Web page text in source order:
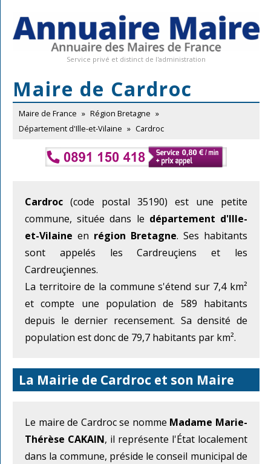
Service privé et distinct de l'administration
Maire de Cardroc
Maire de France » Région Bretagne »
Département d'Ille-et-Vilaine » Cardroc
Cardroc (code postal 35190) est une petite
commune, située dans le département d'Ille-
et-Vilaine en région Bretagne. Ses habitants
sont appelés les Cardreuçiens et les
Cardreuçiennes.
La territoire de la commune s'étend sur 7,4 km²
et compte une population de 589 habitants
depuis le dernier recensement. Sa densité de
population est donc de 79,7 habitants par km².
La Mairie de Cardroc et son Maire
Le maire de Cardroc se nomme Madame Marie-
Thérèse CAKAIN, il représente l'État localement
dans la commune, préside le conseil municipal de